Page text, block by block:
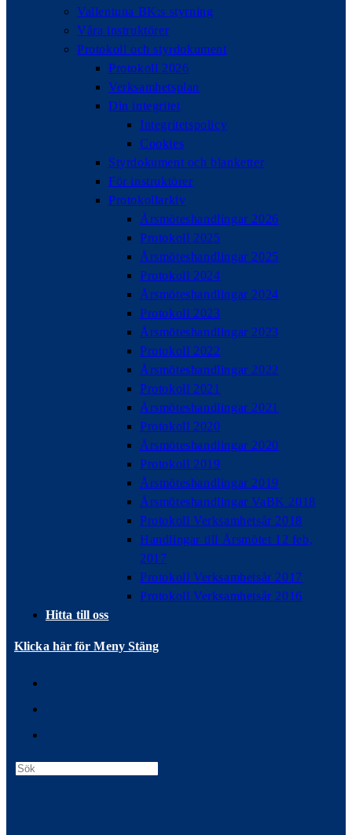
Vallentuna BK:s styrning
Våra instruktörer
Protokoll och styrdokument
Protokoll 2026
Verksamhetsplan
Din integritet
Integritetspolicy
Cookies
Styrdokument och blanketter
För instruktörer
Protokollarkiv
Årsmöteshandlingar 2026
Protokoll 2025
Årsmöteshandlingar 2025
Protokoll 2024
Årsmöteshandlingar 2024
Protokoll 2023
Årsmöteshandlingar 2023
Protokoll 2022
Årsmöteshandlingar 2022
Protokoll 2021
Årsmöteshandlingar 2021
Protokoll 2020
Årsmöteshandlingar 2020
Protokoll 2019
Årsmöteshandlingar 2019
Årsmöteshandlingar VaBK 2018
Protokoll Verksamhetsår 2018
Handlingar till Årsmötet 12 feb,
2017
Protokoll Verksamhetsår 2017
Protokoll Verksamhetsår 2016
Hitta till oss
Klicka här för Meny Stäng